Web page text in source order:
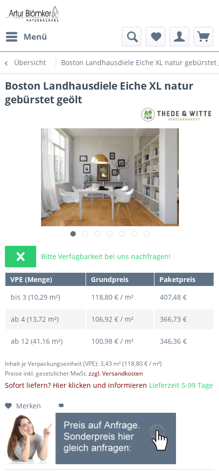
Menü
Übersicht Boston Landhausdiele Eiche XL natur gebürstet
Boston Landhausdiele Eiche XL natur
gebürstet geölt
Bitte Verfügbarkeit bei uns nachfragen!
VPE (Menge) Grundpreis
Paketpreis
bis 3 (10,29 m²) 118,80 € / m² 407,48 €
ab 4 (13,72 m²) 106,92 € / m² 366,73 €
ab 12 (41,16 m²) 100,98 € / m² 346,36 €
Inhalt je Verpackungseinheit (VPE): 3,43 m²(118,80 € / m²)
Preise inkl. gesetzlicher MwSt.zzgl. Versandkosten
Sofort liefern? Hier klicken und informieren Lieferzeit 5-99 Tage
Merken